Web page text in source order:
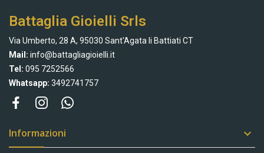
Battaglia Gioielli Srls
Via Umberto, 28 A, 95030 Sant'Agata li Battiati CT
Mail: info@battagliagioielli.it
Tel: 095 7252566
Whatsapp: 3492741757
Informazioni 